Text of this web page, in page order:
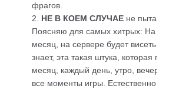
фрагов.
2. НЕ В КОЕМ СЛУЧАЕ не
Поясняю для самых хитрых: На
месяц, на сервере будет висеть
знает, эта такая штука, которая
месяц, каждый день, утро, вечер и
все моменты игры. Естественно